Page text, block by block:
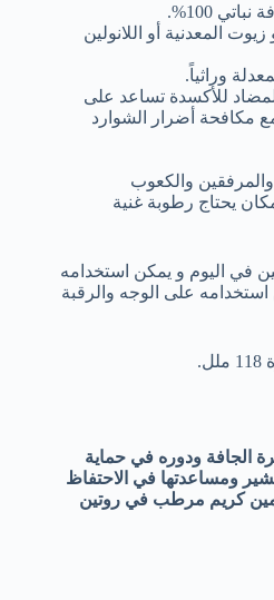
100%.
المعدنية أو اللانولين
وراثياً.
للأكسدة تساعد على
مكافحة أضرار الشوارد
والكعوب
يحتاج رطوبة غنية
في اليوم و يمكن استخدامه
على الوجه والرقبة
الجافة ودوره في حماية
ومساعدتها في الاحتفاظ
كريم مرطب في روتين